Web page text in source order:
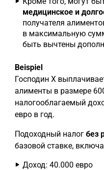
медицинское и
получателя
в максимальную
быть вычтены
Beispiel
Господин X
алименты в размере
налогооблагаемый
евро в год.
Подоходный налог без
базовой ставке,
Доход: 40.000 евро